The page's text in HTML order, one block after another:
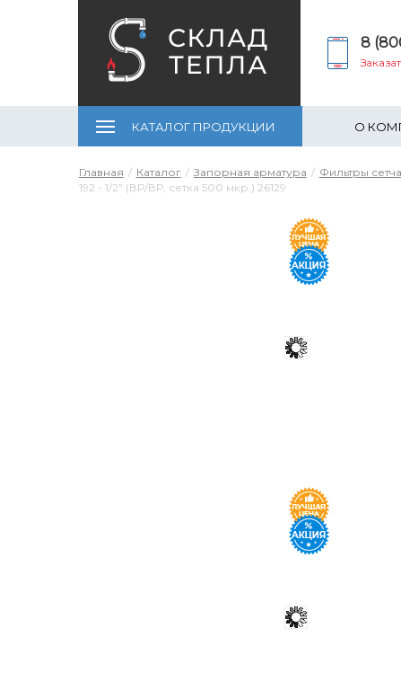
8
КАТАЛОГ ПРОДУКЦИИ О
Главная Каталог Запорная арматура Фильтры
192 - 1/2" (ВР/ВР, сетка 500 мкр.) 26129